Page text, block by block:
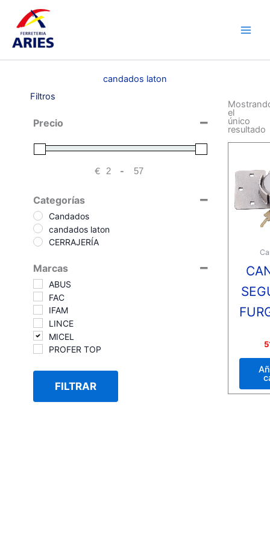
contenido
candados laton
Filtros
Precio
€ Minimum Price
-Maximum Price
Categorías
Candados
candados laton
CERRAJERÍA
Marcas
ABUS
FAC
IFAM
LINCE
MICEL
PROFER TOP
FILTRAR
el
único
resultado
0